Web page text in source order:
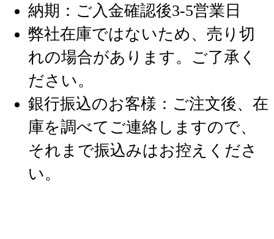
納期：ご入金確認後3-5営業日
弊社在庫ではないため、売り切
れの場合があります。ご了承く
ださい。
銀行振込のお客様：ご注文後、在
庫を調べてご連絡しますので、
それまで振込みはお控えくださ
い。